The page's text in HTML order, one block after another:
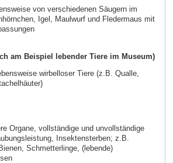
von verschiedenen Säugern im
Igel, Maulwurf und Fledermaus mit
am Beispiel lebender Tiere im Museum)
wirbelloser Tiere (z.B. Qualle,
Organe, vollständige und unvollständige
Insektensterben; z.B.
Schmetterlinge, (lebende)